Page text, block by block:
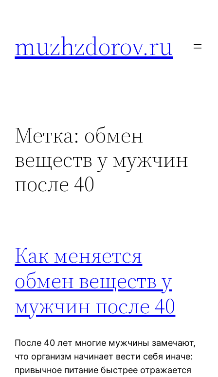
содержимому
muzhzdorov.ru
Метка: обмен
веществ у мужчин
после 40
Как меняется
обмен веществ у
мужчин после 40
После 40 лет многие мужчины замечают,
что организм начинает вести себя иначе:
привычное питание быстрее отражается